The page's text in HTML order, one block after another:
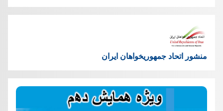
منشور اتحاد جمهوریخواهان ایران